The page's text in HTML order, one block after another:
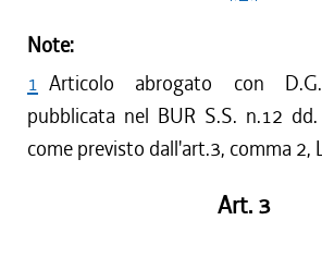
Note:
1 Articolo abrogato con
pubblicata nel BUR S.S. n.12
come previsto dall'art.3, comma 2,
Art. 3